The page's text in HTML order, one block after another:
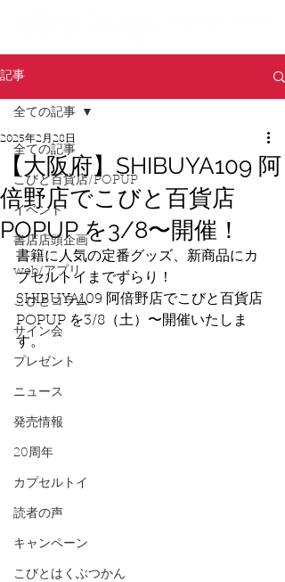
記事
全ての記事
こびと百貨店/POPUP
イベント
書店店頭企画
web/アプリ
こびとコラム
サイン会
プレゼント
ニュース
発売情報
20周年
カプセルトイ
読者の声
キャンペーン
こびとはくぶつかん
全ての記事
【大阪府】SHIBUYA109 阿
倍野店でこびと百貨店
POPUP を3/8〜開催！
2025年2月28日
書籍に人気の定番グッズ、新商品にカ
プセルトイまでずらり！
SHIBUYA109 阿倍野店でこびと百貨店
POPUP を3/8（土）〜開催いたしま
す。